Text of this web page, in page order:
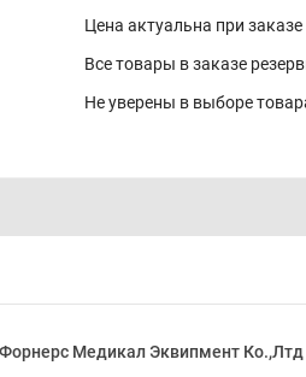
Цена актуальна при заказе
Все товары в заказе
Не уверены в выборе
Медикал Эквипмент Ко.,Лтд